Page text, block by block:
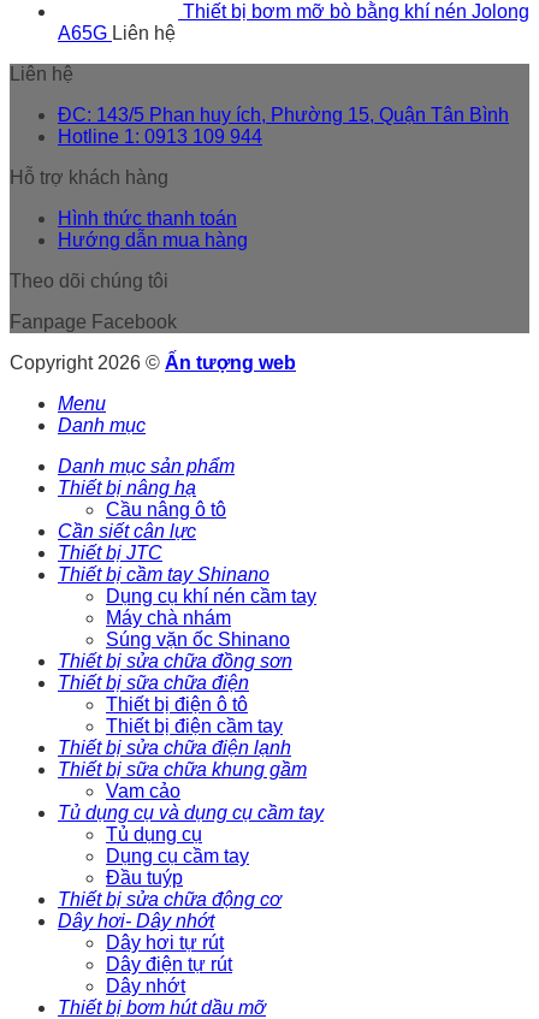
Thiết bị bơm mỡ bò bằng khí nén Jolong
A65G Liên hệ
Liên hệ
ĐC: 143/5 Phan huy ích, Phường 15, Quận Tân Bình
Hotline 1: 0913 109 944
Hỗ trợ khách hàng
Hình thức thanh toán
Hướng dẫn mua hàng
Theo dõi chúng tôi
Fanpage Facebook
Copyright 2026 © Ấn tượng web
Menu
Danh mục
Danh mục sản phẩm
Thiết bị nâng hạ
Cầu nâng ô tô
Cần siết cân lực
Thiết bị JTC
Thiết bị cầm tay Shinano
Dụng cụ khí nén cầm tay
Máy chà nhám
Súng vặn ốc Shinano
Thiết bị sửa chữa đồng sơn
Thiết bị sữa chữa điện
Thiết bị điện ô tô
Thiết bị điện cầm tay
Thiết bị sửa chữa điện lạnh
Thiết bị sữa chữa khung gầm
Vam cảo
Tủ dụng cụ và dụng cụ cầm tay
Tủ dụng cụ
Dụng cụ cầm tay
Đầu tuýp
Thiết bị sửa chữa động cơ
Dây hơi- Dây nhớt
Dây hơi tự rút
Dây điện tự rút
Dây nhớt
Thiết bị bơm hút dầu mỡ